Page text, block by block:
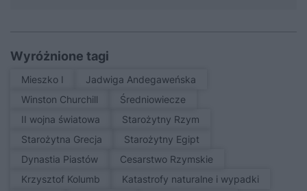
Wyróżnione tagi
Mieszko I
Jadwiga Andegaweńska
Winston Churchill
średniowiecze
II wojna światowa
Starożytny Rzym
Starożytna Grecja
Starożytny Egipt
Dynastia Piastów
Cesarstwo Rzymskie
Krzysztof Kolumb
Katastrofy naturalne i wypadki